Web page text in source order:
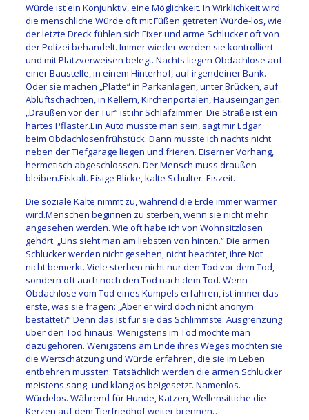
Würde ist ein Konjunktiv, eine Möglichkeit. In Wirklichkeit wird
die menschliche Würde oft mit Füßen getreten.Würde-los, wie
der letzte Dreck fühlen sich Fixer und arme Schlucker oft von
der Polizei behandelt. Immer wieder werden sie kontrolliert
und mit Platzverweisen belegt. Nachts liegen Obdachlose auf
einer Baustelle, in einem Hinterhof, auf irgendeiner Bank.
Oder sie machen „Platte“ in Parkanlagen, unter Brücken, auf
Abluftschächten, in Kellern, Kirchenportalen, Hauseingängen.
„Draußen vor der Tür“ ist ihr Schlafzimmer. Die Straße ist ein
hartes Pflaster.Ein Auto müsste man sein, sagt mir Edgar
beim Obdachlosenfrühstück. Dann musste ich nachts nicht
neben der Tiefgarage liegen und frieren. Eiserner Vorhang,
hermetisch abgeschlossen. Der Mensch muss draußen
bleiben.Eiskalt. Eisige Blicke, kalte Schulter. Eiszeit.
Die soziale Kälte nimmt zu, während die Erde immer wärmer
wird.Menschen beginnen zu sterben, wenn sie nicht mehr
angesehen werden. Wie oft habe ich von Wohnsitzlosen
gehört. „Uns sieht man am liebsten von hinten.“ Die armen
Schlucker werden nicht gesehen, nicht beachtet, ihre Not
nicht bemerkt. Viele sterben nicht nur den Tod vor dem Tod,
sondern oft auch noch den Tod nach dem Tod. Wenn
Obdachlose vom Tod eines Kumpels erfahren, ist immer das
erste, was sie fragen: „Aber er wird doch nicht anonym
bestattet?“ Denn das ist für sie das Schlimmste: Ausgrenzung
über den Tod hinaus. Wenigstens im Tod möchte man
dazugehören. Wenigstens am Ende ihres Weges möchten sie
die Wertschätzung und Würde erfahren, die sie im Leben
entbehren mussten. Tatsächlich werden die armen Schlucker
meistens sang- und klanglos beigesetzt. Namenlos.
Würdelos. Während für Hunde, Katzen, Wellensittiche die
Kerzen auf dem Tierfriedhof weiter brennen…